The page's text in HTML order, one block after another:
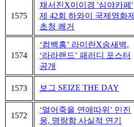
1575
채서진X이이경 '심야카페'
제 42회 하와이 국제영화제
초청 쾌거
1574
‘컴백홈’ 라미란X송새벽,
‘라라랜드’ 패러디 포스터
공개
1573 보그 SEIZE THE DAY
1572
‘얼어죽을 연애따위’ 민진
웅, 명랑함 사실적 연기